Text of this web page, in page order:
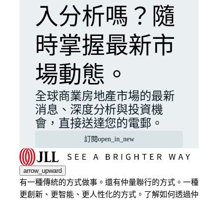
入分析嗎？隨
時掌握最新市
場動態。
全球商業房地產市場的最新
消息、深度分析與投資機
會，直接送達您的電郵。
訂閱open_in_new
arrow_upward
有一種傳統的方式做事。還有仲量聯行的方式。一種
更創新、更智能、更人性化的方式。了解如何透過仲